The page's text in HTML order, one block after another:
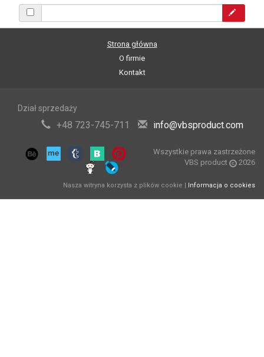
Strona główna
O firmie
Kontakt
Dział sprzedaży
+48 723-745-711 info@vbsproduct.com
Wszystkie prawa zastrzeżone
VBS product
2026
Nasza witryna korzysta z plików cookie | Informacja o cookies